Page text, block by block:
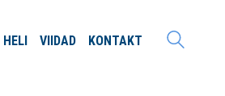
HELI VIIDAD KONTAKT